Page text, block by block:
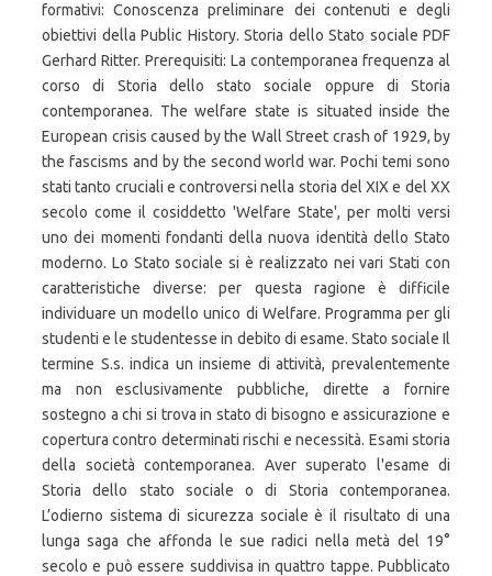
formativi: Conoscenza preliminare dei contenuti e degli
obiettivi della Public History. Storia dello Stato sociale PDF
Gerhard Ritter. Prerequisiti: La contemporanea frequenza al
corso di Storia dello stato sociale oppure di Storia
contemporanea. The welfare state is situated inside the
European crisis caused by the Wall Street crash of 1929, by
the fascisms and by the second world war. Pochi temi sono
stati tanto cruciali e controversi nella storia del XIX e del XX
secolo come il cosiddetto 'Welfare State', per molti versi
uno dei momenti fondanti della nuova identità dello Stato
moderno. Lo Stato sociale si è realizzato nei vari Stati con
caratteristiche diverse: per questa ragione è difficile
individuare un modello unico di Welfare. Programma per gli
studenti e le studentesse in debito di esame. Stato sociale Il
termine S.s. indica un insieme di attività, prevalentemente
ma non esclusivamente pubbliche, dirette a fornire
sostegno a chi si trova in stato di bisogno e assicurazione e
copertura contro determinati rischi e necessità. Esami storia
della società contemporanea. Aver superato l'esame di
Storia dello stato sociale o di Storia contemporanea.
L’odierno sistema di sicurezza sociale è il risultato di una
lunga saga che affonda le sue radici nella metà del 19°
secolo e può essere suddivisa in quattro tappe. Pubblicato